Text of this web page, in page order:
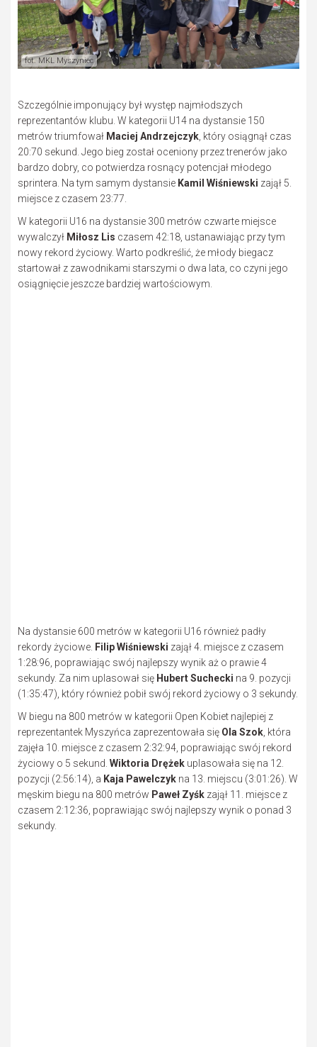
fot. MKL Myszyniec
Szczególnie imponujący był występ najmłodszych
reprezentantów klubu. W kategorii U14 na dystansie 150
metrów triumfował Maciej Andrzejczyk , który osiągnął czas
20:70 sekund. Jego bieg został oceniony przez trenerów jako
bardzo dobry, co potwierdza rosnący potencjał młodego
sprinterа. Na tym samym dystansie Kamil Wiśniewski zajął 5.
miejsce z czasem 23:77.
W kategorii U16 na dystansie 300 metrów czwarte miejsce
wywalczył Miłosz Lis czasem 42:18, ustanawiając przy tym
nowy rekord życiowy. Warto podkreślić, że młody biegacz
startował z zawodnikami starszymi o dwa lata, co czyni jego
osiągnięcie jeszcze bardziej wartościowym.
Na dystansie 600 metrów w kategorii U16 również padły
rekordy życiowe. Filip Wiśniewski zajął 4. miejsce z czasem
1:28:96, poprawiając swój najlepszy wynik aż o prawie 4
sekundy. Za nim uplasował się Hubert Suchecki na 9. pozycji
(1:35:47), który również pobił swój rekord życiowy o 3 sekundy.
W biegu na 800 metrów w kategorii Open Kobiet najlepiej z
reprezentantek Myszyńca zaprezentowała się Ola Szok , która
zajęła 10. miejsce z czasem 2:32:94, poprawiając swój rekord
życiowy o 5 sekund. Wiktoria Drężek uplasowała się na 12.
pozycji (2:56:14), a Kaja Pawelczyk na 13. miejscu (3:01:26). W
męskim biegu na 800 metrów Paweł Zyśk zajął 11. miejsce z
czasem 2:12:36, poprawiając swój najlepszy wynik o ponad 3
sekundy.